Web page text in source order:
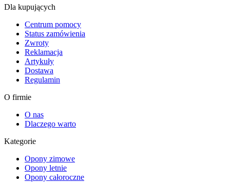
Dla kupujących
Centrum pomocy
Status zamówienia
Zwroty
Reklamacja
Artykuły
Dostawa
Regulamin
O firmie
O nas
Dlaczego warto
Kategorie
Opony zimowe
Opony letnie
Opony całoroczne